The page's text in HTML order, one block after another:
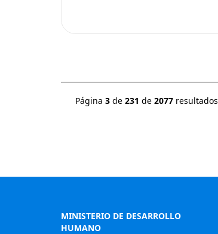
Página 3 de 231 de 2077 resultados
MINISTERIO DE DESARROLLO
HUMANO